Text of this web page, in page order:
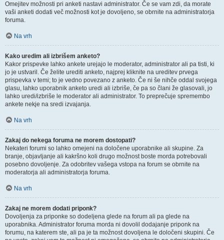
Omejitev možnosti pri anketi nastavi administrator. Če se vam zdi, da morate
vaši anketi dodati več možnosti kot je dovoljeno, se obrnite na administratorja
foruma.
Na vrh
Kako uredim ali izbrišem anketo?
Kakor prispevke lahko ankete urejajo le moderator, administrator ali pa tisti, ki
jo je ustvaril. Če želite urediti anketo, najprej kliknite na ureditev prvega
prispevka v temi; to je vedno povezano z anketo. Če ni še nihče oddal svojega
glasu, lahko uporabnik anketo uredi ali izbriše, če pa so člani že glasovali, jo
lahko uredi/izbriše le moderator ali administrator. To preprečuje spremembo
ankete nekje na sredi izvajanja.
Na vrh
Zakaj do nekega foruma ne morem dostopati?
Nekateri forumi so lahko omejeni na določene uporabnike ali skupine. Za
branje, objavljanje ali kakršno koli drugo možnost boste morda potrebovali
posebno dovoljenje. Za odobritev vašega vstopa na forum se obrnite na
moderatorja ali administratorja foruma.
Na vrh
Zakaj ne morem dodati priponk?
Dovoljenja za priponke so dodeljena glede na forum ali pa glede na
uporabnika. Administrator foruma morda ni dovolil dodajanje priponk na
forumu, na katerem ste, ali pa je ta možnost dovoljena le določeni skupini. Če